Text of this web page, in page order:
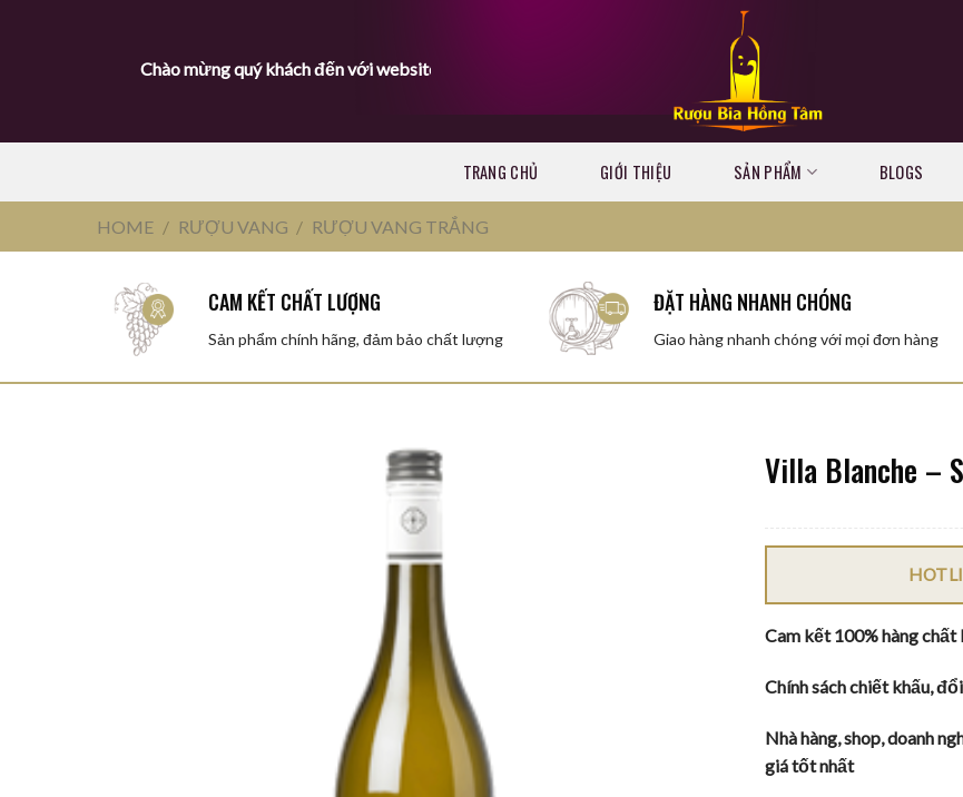
Chào mừng quý khách đến với website Rượu Bia Hồng Tâm Uy Tín Chúc quý khách có những giây phút mua
TRANG CHỦ GIỚI THIỆU SẢN PHẨM BLOGS
HOME / RƯỢU VANG / RƯỢU VANG TRẮNG
CAM KẾT CHẤT LƯỢNG
Sản phẩm chính hãng, đảm bảo chất lượng
ĐẶT HÀNG NHANH CHÓNG
Giao hàng nhanh chóng với mọi đơn hàng
Villa Blanche –
Cam kết 100% hàng
Chính sách chiết khấu,
Nhà hàng, shop, doanh
giá tốt nhất